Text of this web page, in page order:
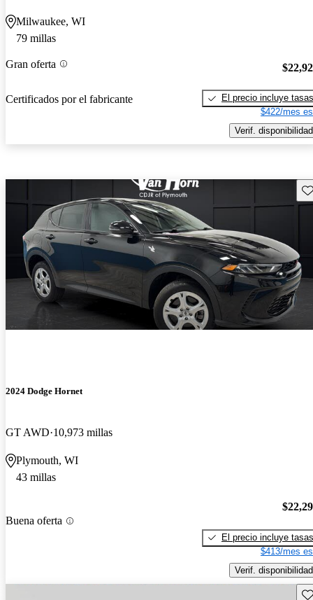
Milwaukee, WI
79 millas
Gran oferta
Certificados por el fabricante
El precio incluye tasas
$422/mes
Verif. disponibilidad
2024 Dodge Hornet
GT AWD 10,973 millas
Plymouth, WI
43 millas
Buena oferta
El precio incluye tasas
$413/mes
Verif. disponibilidad